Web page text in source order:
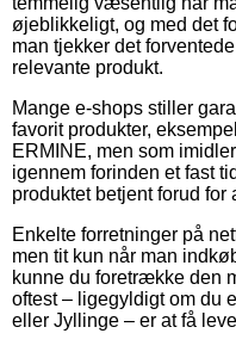
øjeblikkeligt, og med det
man tjekker det
relevante produkt.
Mange e-shops stiller
favorit produkter,
ERMINE, men som
igennem forinden et fast
produktet betjent forud for
Enkelte forretninger på
men tit kun når man
kunne du foretrække den
oftest – ligegyldigt om du
eller Jyllinge – er at få